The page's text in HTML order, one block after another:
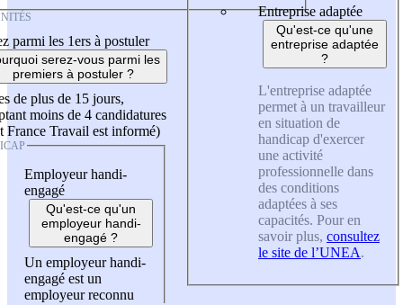
parmi les 1ers à postuler
serez-vous parmi les
premiers à postuler ?
de plus de 15 jours,
moins de 4 candidatures
France Travail est informé)
Employeur handi-
engagé
Qu'est-ce qu'un
employeur handi-
engagé ?
Un employeur handi-
engagé est un
employeur reconnu
Entreprise adaptée
Qu'est-ce qu'une
entreprise adaptée
?
L'entreprise adaptée
permet à un travailleur
en situation de
handicap d'exercer
une activité
professionnelle dans
des conditions
adaptées à ses
capacités. Pour en
savoir plus, consultez
le site de l’UNEA.